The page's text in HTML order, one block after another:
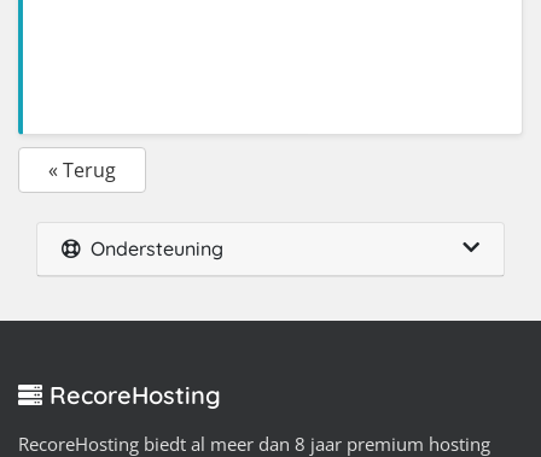
« Terug
Ondersteuning
RecoreHosting
RecoreHosting biedt al meer dan 8 jaar premium hosting